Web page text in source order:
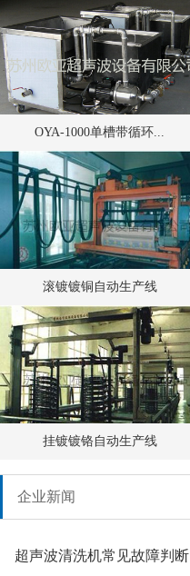
OYA-1000单槽带循环...
滚镀镀铜自动生产线
挂镀镀铬自动生产线
企业新闻
超声波清洗机常见故障判断